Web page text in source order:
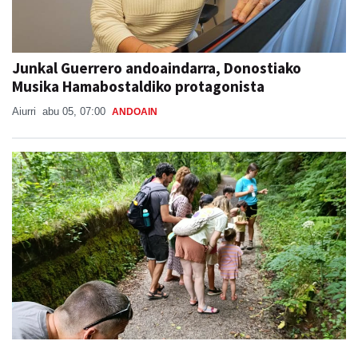
Junkal Guerrero andoaindarra, Donostiako
Musika Hamabostaldiko protagonista
Aiurri abu 05, 07:00 ANDOAIN